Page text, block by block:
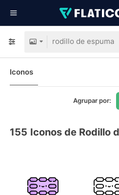
Iconos
Agrupar por:
155 Iconos de Rodillo